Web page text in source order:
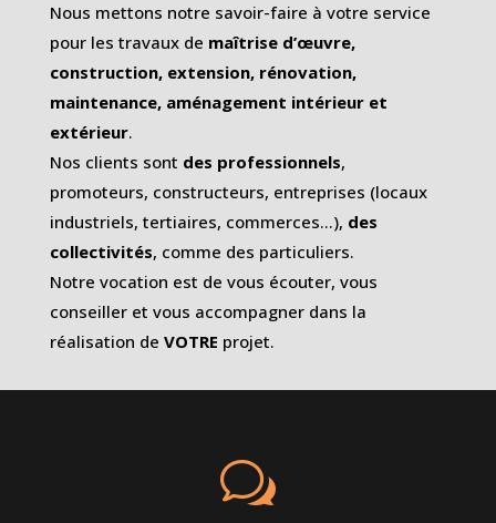
Nous mettons notre savoir-faire à votre service
pour les travaux de maîtrise d’œuvre,
construction, extension, rénovation,
maintenance, aménagement intérieur et
extérieur.
Nos clients sont des professionnels,
promoteurs, constructeurs, entreprises (locaux
industriels, tertiaires, commerces…), des
collectivités, comme des particuliers.
Notre vocation est de vous écouter, vous
conseiller et vous accompagner dans la
réalisation de VOTRE projet.
w